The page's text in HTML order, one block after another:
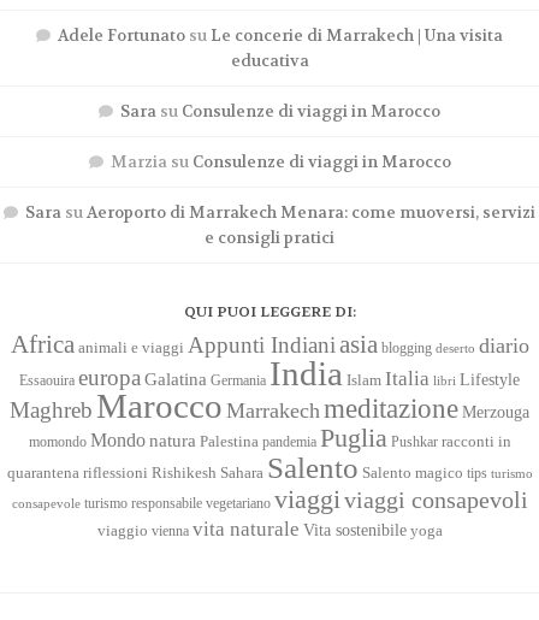
Adele Fortunato su Le concerie di Marrakech | Una visita
educativa
Sara su Consulenze di viaggi in Marocco
Marziasu Consulenze di viaggi in Marocco
Sara suAeroporto di Marrakech Menara: come muoversi, servizi
e consigli pratici
QUI PUOI LEGGERE DI:
Africa animali e viaggi Appunti Indianiasia blogging deserto diario
Essaouira europa Galatina Germania India Islam Italia libri Lifestyle
Maghreb Marocco Marrakech meditazioneMerzouga
momondo Mondo natura Palestina pandemia Puglia Pushkar racconti in
quarantena riflessioni Rishikesh Sahara Salento Salento magico tips turismo
consapevole turismo responsabile vegetariano viaggi viaggi consapevoli
viaggio vienna vita naturale Vita sostenibile yoga